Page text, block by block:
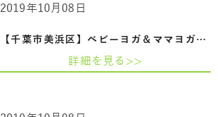
【千葉市美浜区】ベビーヨガ＆ママヨガイ…
2019年10月08日
詳細を見る>>